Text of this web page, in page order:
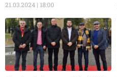
21.03.2024 18:00